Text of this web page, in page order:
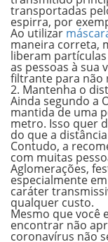
transportadas
espirra, por
Ao utilizar
maneira correta,
liberam
as pessoas à sua
filtrante para não
2. Mantenha o
Ainda segundo a
mantida de uma
metro. Isso quer
do que a
Contudo, a
com muitas
Aglomerações,
especialmente
caráter
qualquer custo.
Mesmo que você
encontrar não
coronavírus não